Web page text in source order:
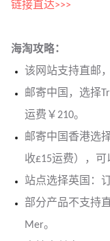
链接直达>>>
海淘攻略：
该网站支持直邮
邮寄中国，选择
运费￥210。
邮寄中国香港选
收£15运费），
站点选择英国：
部分产品不支持
Mer。